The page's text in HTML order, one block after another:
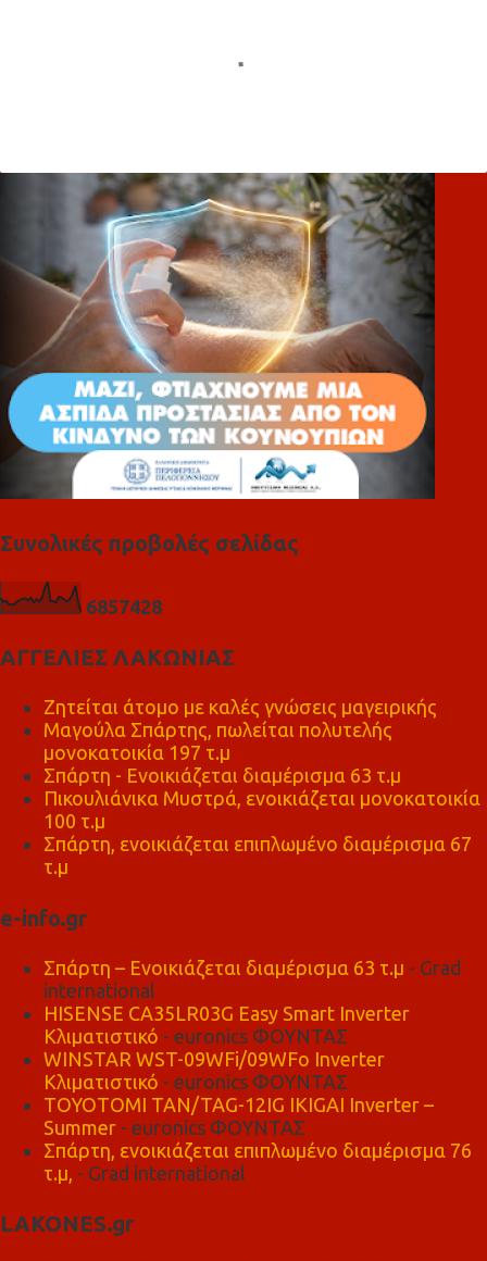
λ
Συνολικές προβολές σελίδας
6857428
ΑΓΓΕΛΙΕΣ ΛΑΚΩΝΙΑΣ
Ζητείται άτομο με καλές γνώσεις μαγειρικής
Μαγούλα Σπάρτης, πωλείται πολυτελής
μονοκατοικία 197 τ.μ
Σπάρτη - Ενοικιάζεται διαμέρισμα 63 τ.μ
Πικουλιάνικα Μυστρά, ενοικιάζεται μονοκατοικία
100 τ.μ
Σπάρτη, ενοικιάζεται επιπλωμένο διαμέρισμα 67
τ.μ
e-info.gr
Σπάρτη – Ενοικιάζεται διαμέρισμα 63 τ.μ - Grad
international
HISENSE CA35LR03G Easy Smart Inverter
Κλιματιστικό - euronics ΦΟΥΝΤΑΣ
WINSTAR WST-09WFi/09WFo Inverter
Κλιματιστικό - euronics ΦΟΥΝΤΑΣ
TOYOTOMI TAN/TAG-12IG IKIGAI Inverter –
Summer - euronics ΦΟΥΝΤΑΣ
Σπάρτη, ενοικιάζεται επιπλωμένο διαμέρισμα 76
τ.μ, - Grad international
LAKONES.gr